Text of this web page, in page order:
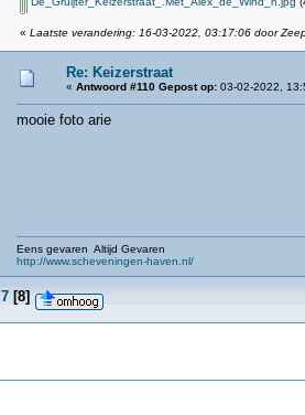
« Laatste verandering: 16-03-2022, 03:17:06 door
Re: Keizerstraat
« Antwoord #110 Gepost op:03-02-2022,
mooie foto arie
Eens gevaren Altijd Gevaren
http://www.scheveningen-haven.nl/
7[8]